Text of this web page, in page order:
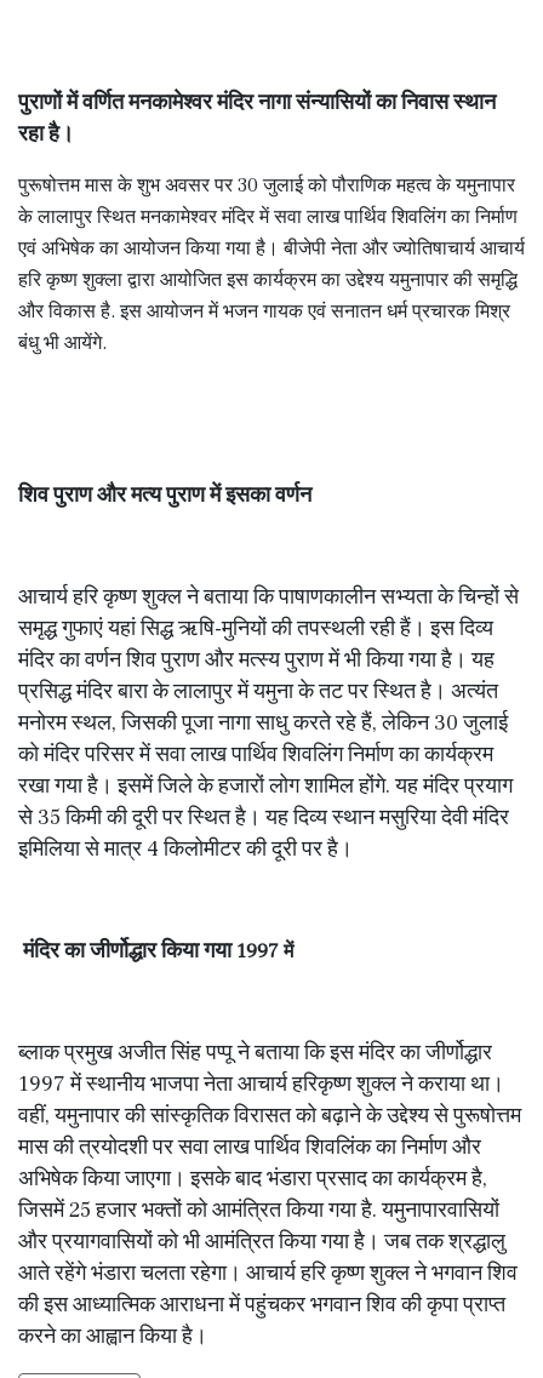
पुराणों में वर्णित मनकामेश्वर मंदिर नागा संन्यासियों का निवास स्थान
रहा है।
पुरूषोत्तम मास के शुभ अवसर पर 30 जुलाई को पौराणिक महत्व के यमुनापार
के लालापुर स्थित मनकामेश्वर मंदिर में सवा लाख पार्थिव शिवलिंग का निर्माण
एवं अभिषेक का आयोजन किया गया है। बीजेपी नेता और ज्योतिषाचार्य आचार्य
हरि कृष्ण शुक्ला द्वारा आयोजित इस कार्यक्रम का उद्देश्य यमुनापार की समृद्धि
और विकास है. इस आयोजन में भजन गायक एवं सनातन धर्म प्रचारक मिश्र
बंधु भी आयेंगे.
शिव पुराण और मत्य पुराण में इसका वर्णन
आचार्य हरि कृष्ण शुक्ल ने बताया कि पाषाणकालीन सभ्यता के चिन्हों से
समृद्ध गुफाएं यहां सिद्ध ऋषि-मुनियों की तपस्थली रही हैं। इस दिव्य
मंदिर का वर्णन शिव पुराण और मत्स्य पुराण में भी किया गया है। यह
प्रसिद्ध मंदिर बारा के लालापुर में यमुना के तट पर स्थित है। अत्यंत
मनोरम स्थल, जिसकी पूजा नागा साधु करते रहे हैं, लेकिन 30 जुलाई
को मंदिर परिसर में सवा लाख पार्थिव शिवलिंग निर्माण का कार्यक्रम
रखा गया है। इसमें जिले के हजारों लोग शामिल होंगे. यह मंदिर प्रयाग
से 35 किमी की दूरी पर स्थित है। यह दिव्य स्थान मसुरिया देवी मंदिर
इमिलिया से मात्र 4 किलोमीटर की दूरी पर है।
मंदिर का जीर्णोद्धार किया गया 1997 में
ब्लाक प्रमुख अजीत सिंह पप्पू ने बताया कि इस मंदिर का जीर्णोद्धार
1997 में स्थानीय भाजपा नेता आचार्य हरिकृष्ण शुक्ल ने कराया था।
वहीं, यमुनापार की सांस्कृतिक विरासत को बढ़ाने के उद्देश्य से पुरूषोत्तम
मास की त्रयोदशी पर सवा लाख पार्थिव शिवलिंक का निर्माण और
अभिषेक किया जाएगा। इसके बाद भंडारा प्रसाद का कार्यक्रम है,
जिसमें 25 हजार भक्तों को आमंत्रित किया गया है. यमुनापारवासियों
और प्रयागवासियों को भी आमंत्रित किया गया है। जब तक श्रद्धालु
आते रहेंगे भंडारा चलता रहेगा। आचार्य हरि कृष्ण शुक्ल ने भगवान शिव
की इस आध्यात्मिक आराधना में पहुंचकर भगवान शिव की कृपा प्राप्त
करने का आह्वान किया है।